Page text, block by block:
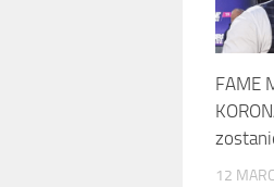
FAME
12